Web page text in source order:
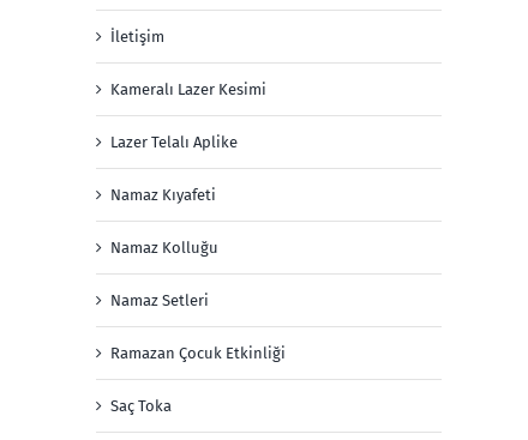
İletişim
Kameralı Lazer Kesimi
Lazer Telalı Aplike
Namaz Kıyafeti
Namaz Kolluğu
Namaz Setleri
Ramazan Çocuk Etkinliği
Saç Toka